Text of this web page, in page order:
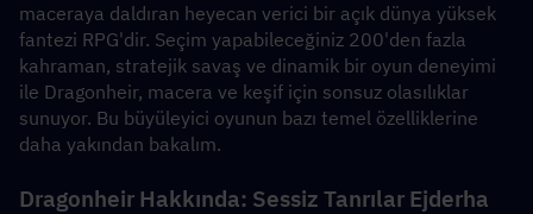
maceraya daldıran heyecan verici bir açık dünya yüksek
fantezi RPG'dir. Seçim yapabileceğiniz 200'den fazla
kahraman, stratejik savaş ve dinamik bir oyun deneyimi
ile Dragonheir, macera ve keşif için sonsuz olasılıklar
sunuyor. Bu büyüleyici oyunun bazı temel özelliklerine
daha yakından bakalım.
Dragonheir Hakkında: Sessiz Tanrılar Ejderha